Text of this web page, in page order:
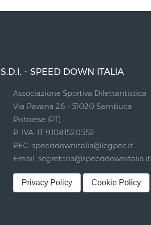
S.D.I. - SPEED DOWN ITALIA
Associazione Sportiva Dilettantistica
Via Pavana 26 - 51020 Sambuca
Pistoiese (PT)
P. IVA: IT-91081520552
PEC: speeddownitalia@legpec.it
Email: segreteria@speeddownitalia.it
Privacy Policy Cookie Policy